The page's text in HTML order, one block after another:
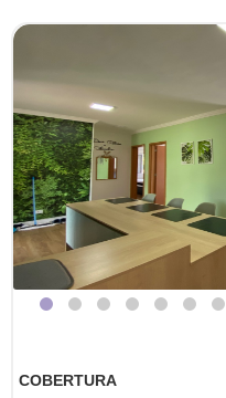
COBERTURA